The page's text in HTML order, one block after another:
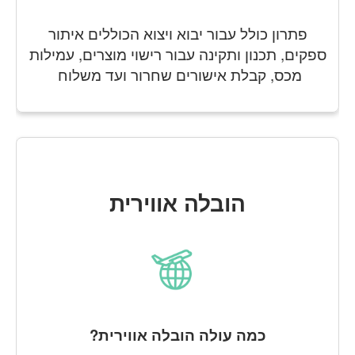
פתרון כולל עבור יבוא ויצוא הכוללים איתור
ספקים, תכנון ותקינה עבור רישוי מוצרים, עמילות
מכס, קבלת אישורים שחרור ועד משלוח
הובלה אווירית
כמה עולה הובלה אווירית?